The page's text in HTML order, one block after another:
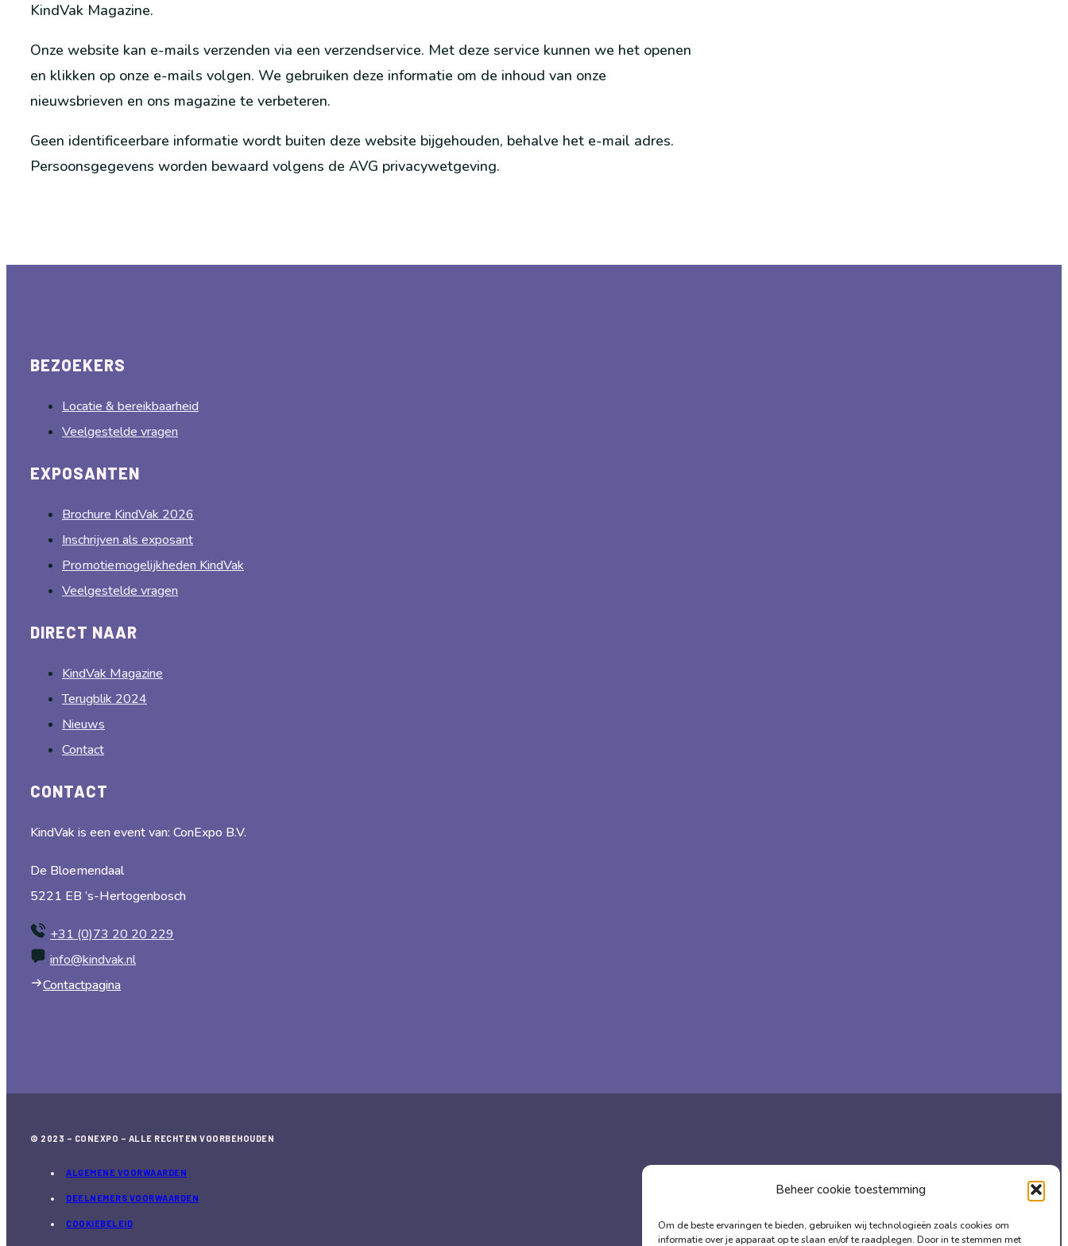
Beheer cookie toestemming
Om de beste ervaringen te bieden, gebruiken wij technologieën zoals cookies om
informatie over je apparaat op te slaan en/of te raadplegen. Door in te stemmen met
KindVak Magazine.
Onze website kan e-mails verzenden via een verzendservice. Met deze service kunnen we het openen
en klikken op onze e-mails volgen. We gebruiken deze informatie om de inhoud van onze
nieuwsbrieven en ons magazine te verbeteren.
Geen identificeerbare informatie wordt buiten deze website bijgehouden, behalve het e-mail adres.
Persoonsgegevens worden bewaard volgens de AVG privacywetgeving.
BEZOEKERS
Locatie & bereikbaarheid
Veelgestelde vragen
EXPOSANTEN
Brochure KindVak 2026
Inschrijven als exposant
Promotiemogelijkheden KindVak
Veelgestelde vragen
DIRECT NAAR
KindVak Magazine
Terugblik 2024
Nieuws
Contact
CONTACT
KindVak is een event van: ConExpo B.V.
De Bloemendaal
5221 EB ’s-Hertogenbosch
+31 (0)73 20 20 229
info@kindvak.nl
Contactpagina
© 2023 – CONEXPO – ALLE RECHTEN VOORBEHOUDEN
ALGEMENE VOORWAARDEN
DEELNEMERS VOORWAARDEN
COOKIEBELEID